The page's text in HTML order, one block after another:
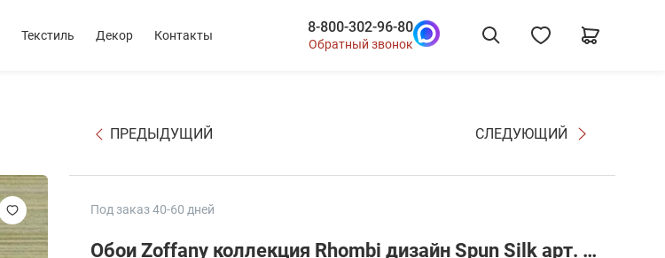
Текстиль Декор Контакты 8-800-302-96-80
Обратный звонок
ПРЕДЫДУЩИЙ СЛЕДУЮЩИЙ
Под заказ 40-60 дней
Обои Zoffany коллекция Rhombi дизайн Spun Silk арт. 312898